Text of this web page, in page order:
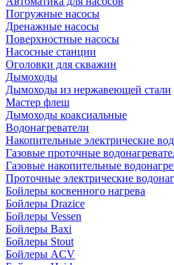
Погружные насосы
Дренажные насосы
Поверхностные насосы
Насосные станции
Оголовки для скважин
Дымоходы
Дымоходы из нержавеющей стали
Мастер флеш
Дымоходы коаксиальные
Водонагреватели
Накопительные электрические
Газовые проточные
Газовые накопительные
Проточные электрические
Бойлеры косвенного нагрева
Бойлеры Drazice
Бойлеры Vessen
Бойлеры Baxi
Бойлеры Stout
Бойлеры ACV